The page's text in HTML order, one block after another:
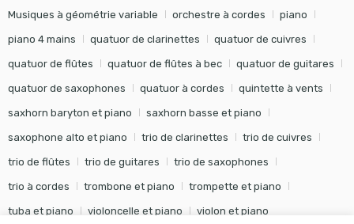
Musiques à géométrie variable orchestre à cordes piano
piano 4 mains quatuor de clarinettes quatuor de cuivres
quatuor de flûtes quatuor de flûtes à bec quatuor de guitares
quatuor de saxophones quatuor à cordes quintette à vents
saxhorn baryton et piano saxhorn basse et piano
saxophone alto et piano trio de clarinettes trio de cuivres
trio de flûtes trio de guitares trio de saxophones
trio à cordes trombone et piano trompette et piano
tuba et piano violoncelle et piano violon et piano